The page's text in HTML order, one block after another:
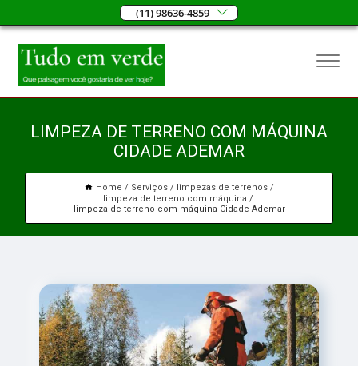
(11) 98636-4859
LIMPEZA DE TERRENO COM MÁQUINA
CIDADE ADEMAR
Home Serviços
limpezas de terrenos
limpeza de terreno com máquina
limpeza de terreno com máquina Cidade Ademar